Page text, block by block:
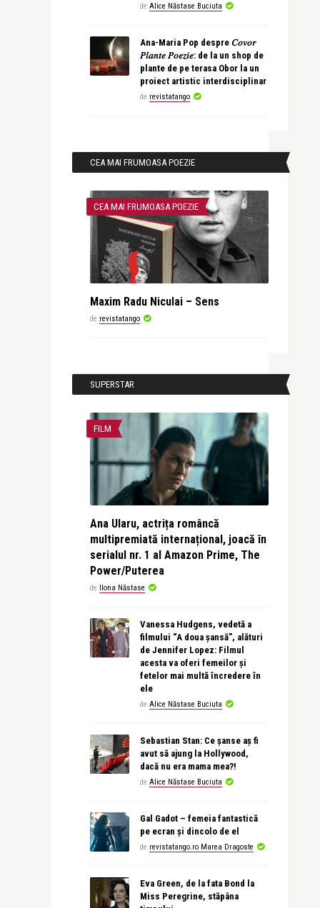
de Alice Năstase Buciuta
Ana-Maria Pop despre 𝐶𝑜𝑣𝑜𝑟
𝑃𝑙𝑎𝑛𝑡𝑒 𝑃𝑜𝑒𝑧𝑖𝑒: de la un shop de
plante de pe terasa Obor la un
proiect artistic interdisciplinar
de revistatango
CEA MAI FRUMOASA POEZIE
CEA MAI FRUMOASA POEZIE
Maxim Radu Niculai – Sens
de revistatango
SUPERSTAR
FILM
Ana Ularu, actrița româncă
multipremiată internațional, joacă în
serialul nr. 1 al Amazon Prime, The
Power/Puterea
de Ilona Năstase
Vanessa Hudgens, vedetă a
filmului “A doua șansă”, alături
de Jennifer Lopez: Filmul
acesta va oferi femeilor și
fetelor mai multă încredere în
ele
de Alice Năstase Buciuta
Sebastian Stan: Ce șanse aș fi
avut să ajung la Hollywood,
dacă nu era mama mea?!
de Alice Năstase Buciuta
Gal Gadot – femeia fantastică
pe ecran și dincolo de el
de revistatango.ro Marea Dragoste
Eva Green, de la fata Bond la
Miss Peregrine, stăpâna